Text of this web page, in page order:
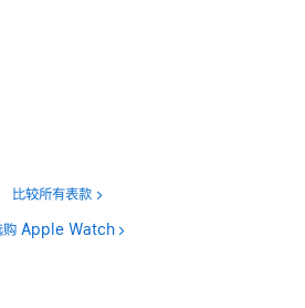
比较所有表款
购 Apple Watch